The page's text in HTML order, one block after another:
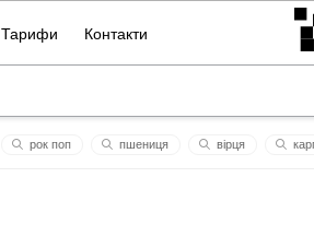
Тарифи Контакти
рок поп пшениця вірця